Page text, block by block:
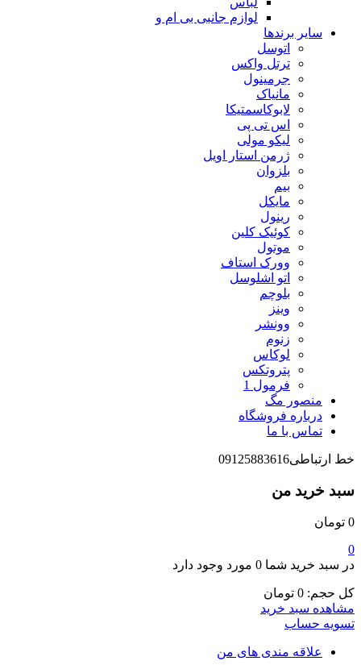
لوازم جانبی بی ام و
سایر برندها
اتوسل
ترتل واکس
جرمینول
مانیاک
لابوکاسمتیکا
اس تی پی
لیکو مولی
ژرمن استار اویل
بلزوان
بیم
مایکل
رینول
کوئیک کلین
موتول
وورک استاف
اتو اشلوسل
بلوچم
وینز
وونشر
زنوم
لوکاس
پتروتکس
فرمول 1
منصور مگ
درباره فروشگاه
تماس با ما
خط ارتباطی09125883616
سبد خرید من
0 تومان
0
در سبد خرید شما 0 مورد وجود دارد
کل حجم: 0 تومان
مشاهده سبد خرید
تسویه حساب
علاقه مندی های من